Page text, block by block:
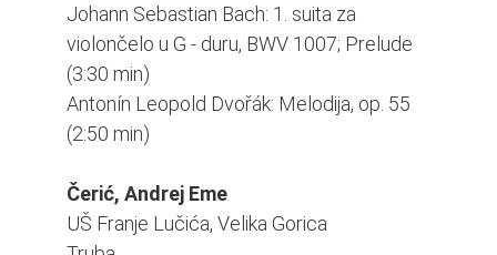
Johann Sebastian Bach: 1. suita za
violončelo u G - duru, BWV 1007; Prelude
(3:30 min)
Antonín Leopold Dvořák: Melodija, op. 55
(2:50 min)
Čerić, Andrej Eme
UŠ Franje Lučića, Velika Gorica